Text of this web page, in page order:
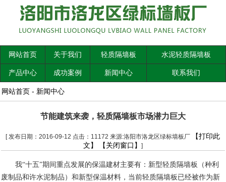
网站首页 关于我们 轻质隔墙板 水泥轻质隔墙板
产品中心 成功案例 新闻中心 联系我们
网站首页 - 新闻中心
节能建筑来袭，轻质隔墙板市场潜力巨大
[ 发布日期：2016-09-12 点击：11172 来源:洛阳市洛龙区绿标墙板厂
【打印此
文】
【关闭窗口】 ]
我“十五”期间重点发展的保温建材主要有：新型轻质隔墙板（种利
废制品和许水泥制品）和新型保温材料，当前轻质隔墙板已经被作为新